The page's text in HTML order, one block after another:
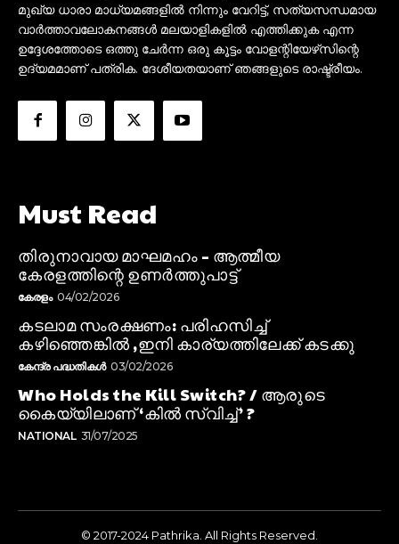
മുഖ്യ ധാരാ മാധ്യമങ്ങളിൽ നിന്നും വേറിട്ട്, സത്യസന്ധമായ
വാർത്താവലോകനങ്ങൾ മലയാളികളിൽ എത്തിക്കുക എന്ന
ഉദ്ദേശത്തോടെ ഒത്തു ചേർന്ന ഒരു കൂട്ടം വോളന്റിയേഴ്‌സിന്റെ
ഉദ്യമമാണ് പത്രിക. ദേശീയതയാണ് ഞങ്ങളുടെ രാഷ്ട്രീയം.
Must Read
തിരുനാവായ മാഘമഹം – ആത്മീയ
കേരളത്തിന്റെ ഉണർത്തുപാട്ട്
കേരളം 04/02/2026
കടലാമ സംരക്ഷണം: പരിഹസിച്ച്
കഴിഞ്ഞെങ്കിൽ ,ഇനി കാര്യത്തിലേക്ക് കടക്കു
കേന്ദ്ര പദ്ധതികൾ 03/02/2026
Who Holds the Kill Switch? / ആരുടെ
കൈയ്യിലാണ് ‘കിൽ സ്വിച്ച്’ ?
NATIONAL 31/07/2025
© 2017-2024 Pathrika. All Rights Reserved.